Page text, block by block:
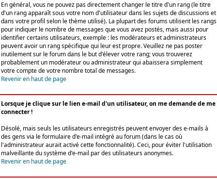
En général, vous ne pouvez pas directement changer le titre d'un rang (le titre
d'un rang apparaît sous votre nom d'utilisateur dans les sujets de discussions et
dans votre profil selon le thème utilisé). La plupart des forums utilisent les rangs
pour indiquer le nombre de messages que vous avez postés, mais aussi pour
identifier certains utilisateurs, exemple : les modérateurs et administrateurs
peuvent avoir un rang spécifique qui leur est propre. Veuillez ne pas poster
inutilement sur le forum dans le but d'élever votre rang; vous trouverez
probablement un modérateur ou administrateur qui abaissera simplement
votre compte de votre nombre total de messages.
Revenir en haut de page
Lorsque je clique sur le lien e-mail d'un utilisateur, on me demande de me
connecter !
Désolé, mais seuls les utilisateurs enregistrés peuvent envoyer des e-mails à
des gens via le formulaire d'e-mail intégré au forum (dans le cas où
l'administrateur aurait activé cette fonctionnalité). Ceci, pour éviter l'utilisation
malveillante du système d'e-mail par des utilisateurs anonymes.
Revenir en haut de page